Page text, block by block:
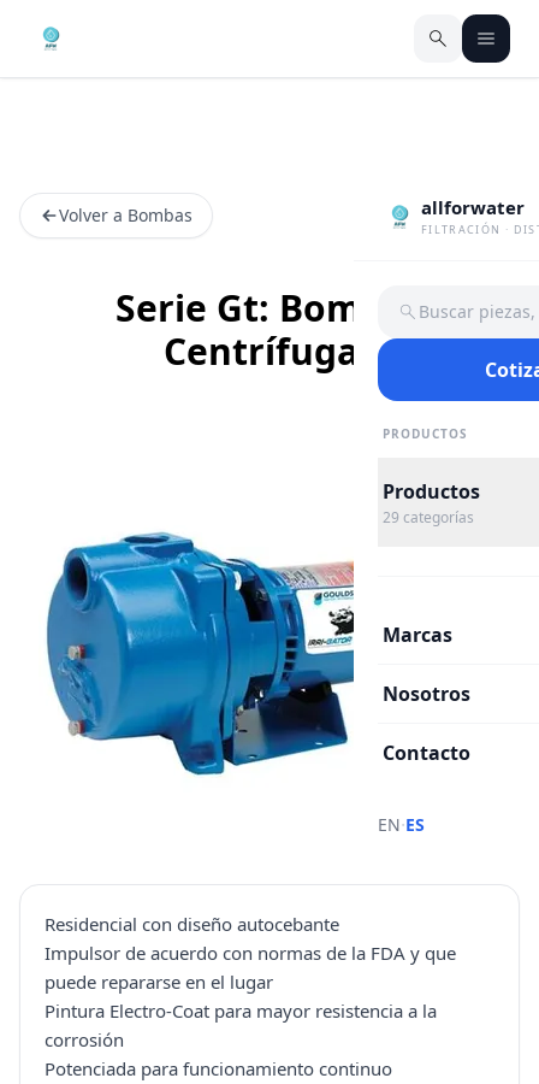
allforwater
FILTRACIÓN ·
Buscar
PRODUCTOS
Productos
29 categorías
Marcas
Nosotros
Contacto
EN·ES
Volver a Bombas
Serie Gt: Bombas
Centrífugas
Residencial con diseño autocebante
Impulsor de acuerdo con normas de la FDA y que
puede repararse en el lugar
Pintura Electro-Coat para mayor resistencia a la
corrosión
Potenciada para funcionamiento continuo